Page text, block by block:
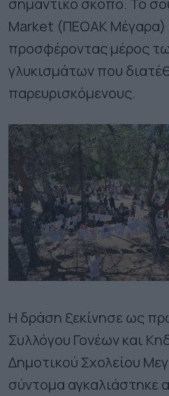
σημαντικό σκοπό. Το
Market (ΠΕΟΑΚ Μέγαρα)
προσφέροντας μέρος
γλυκισμάτων που
παρευρισκόμενους.
Η δράση ξεκίνησε ως
Συλλόγου Γονέων και
Δημοτικού Σχολείου
σύντομα αγκαλιάστηκε